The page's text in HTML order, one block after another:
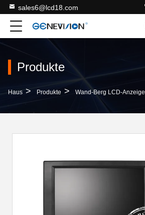
sales6@lcd18.com
Produkte
Haus > Produkte > Wand-Berg LCD-Anzeige